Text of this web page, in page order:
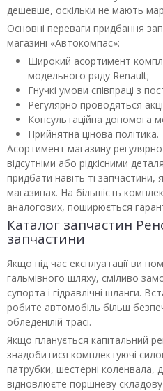
дешевше, оскільки не мають
Основні переваги придбання
магазині «Автокомпас»:
Широкий асортимент
модельного ряду Renault;
Гнучкі умови співпраці з
Регулярно проводяться
Консультаційна допомога
Прийнятна цінова політика.
Асортимент магазину
відсутніми або рідкісними
придбати навіть ті
магазинах. На більшість
аналогових, поширюється
Каталог запчастин
запчастини
Якщо під час експлуатації ви
гальмівного шляху, сміливо
супорта і гідравлічні шланги.
робите автомобіль більш
обледенілій трасі.
Якщо планується капітальний
знадобитися комплектуючі
патрубки, шестерні коленвала,
відновлюєте поршневу